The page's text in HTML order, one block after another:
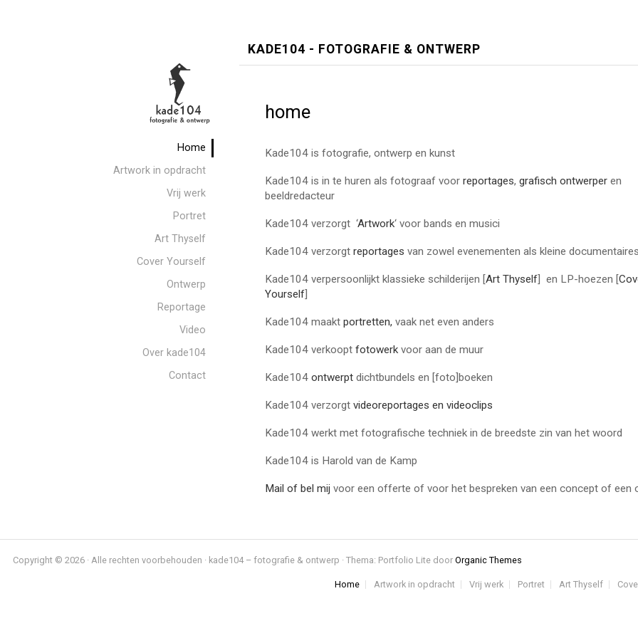
Home
Artwork in opdracht
Vrij werk
Portret
Art Thyself
Cover Yourself
Ontwerp
Reportage
Video
Over kade104
Contact
KADE104 - FOTOGRAFIE & ONTWERP
home
Kade104 is fotografie, ontwerp en kunst
Kade104 is in te huren als fotograaf voor reportages, grafisch ontwerper en
beeldredacteur
Kade104 verzorgt ‘Artwork‘ voor bands en musici
Kade104 verzorgt reportages van zowel evenementen als kleine
Kade104 verpersoonlijkt klassieke schilderijen [Art Thyself] en LP-hoezen [
Yourself]
Kade104 maakt portretten, vaak net even anders
Kade104 verkoopt fotowerk voor aan de muur
Kade104 ontwerpt dichtbundels en [foto]boeken
Kade104 verzorgt videoreportages en videoclips
Kade104 werkt met fotografische techniek in de breedste zin van het woord
Kade104 is Harold van de Kamp
Mail of bel mij voor een offerte of voor het bespreken van een concept of een
Copyright © 2026 · Alle rechten voorbehouden · kade104 – fotografie & ontwerp · Thema: Portfolio Lite door Organic Themes
Home Artwork in opdracht Vrij werk Portret Art Thyself